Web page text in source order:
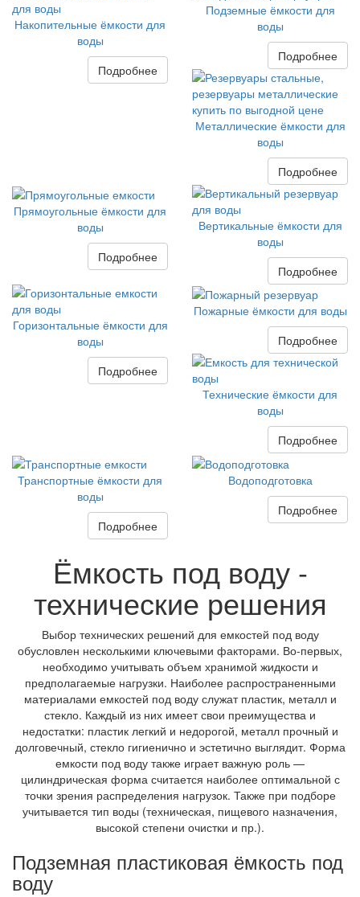
Накопительные ёмкости для
воды
Подробнее
Подземные ёмкости для
воды
Подробнее
Металлические ёмкости для
воды
Подробнее
Прямоугольные ёмкости для
воды
Подробнее
Вертикальные ёмкости для
воды
Подробнее
Горизонтальные ёмкости для
воды
Подробнее
Пожарные ёмкости для воды
Подробнее
Технические ёмкости для
воды
Подробнее
Транспортные ёмкости для
воды
Подробнее
Водоподготовка
Подробнее
Ёмкость под воду -
технические решения
Выбор технических решений для емкостей под воду
обусловлен несколькими ключевыми факторами. Во-первых,
необходимо учитывать объем хранимой жидкости и
предполагаемые нагрузки. Наиболее распространенными
материалами емкостей под воду служат пластик, металл и
стекло. Каждый из них имеет свои преимущества и
недостатки: пластик легкий и недорогой, металл прочный и
долговечный, стекло гигиенично и эстетично выглядит. Форма
емкости под воду также играет важную роль —
цилиндрическая форма считается наиболее оптимальной с
точки зрения распределения нагрузок. Также при подборе
учитывается тип воды (техническая, пищевого назначения,
высокой степени очистки и пр.).
Подземная пластиковая ёмкость под
воду